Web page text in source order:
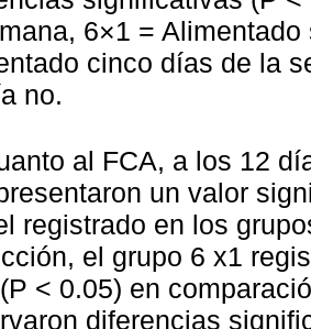
6×1 =
cinco días de la
no.
al FCA, a los 12
un valor
registrado en los
el grupo 6 x1
< 0.05) en
diferencias